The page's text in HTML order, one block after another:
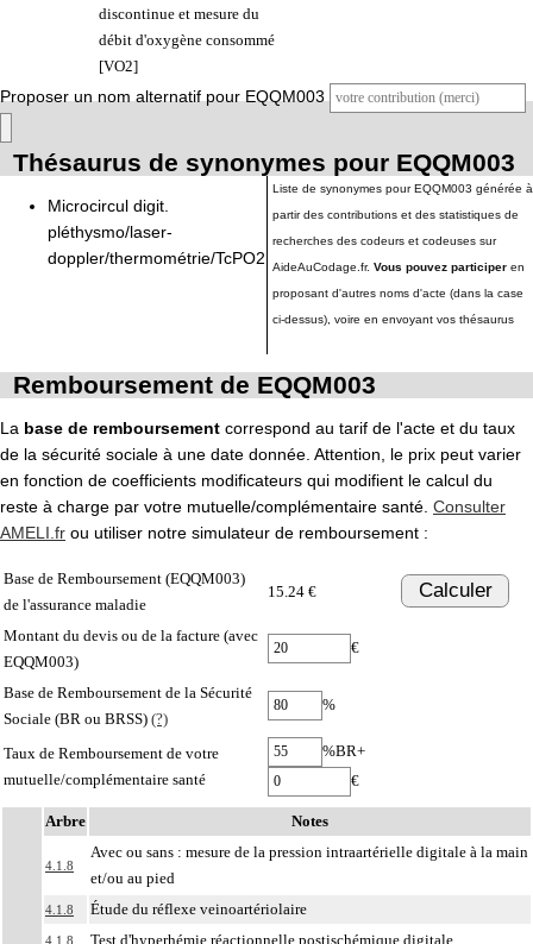
discontinue et mesure du
débit d'oxygène consommé
[VO2]
Proposer un nom alternatif pour EQQM003
Thésaurus de synonymes pour EQQM003
Microcircul digit.
pléthysmo/laser-
doppler/thermométrie/TcPO2
Liste de synonymes pour EQQM003 générée à
partir des contributions et des statistiques de
recherches des codeurs et codeuses sur
AideAuCodage.fr. Vous pouvez participer en
proposant d'autres noms d'acte (dans la case
ci-dessus), voire en envoyant vos thésaurus
Remboursement de EQQM003
La base de remboursement correspond au tarif de l'acte et du taux
de la sécurité sociale à une date donnée. Attention, le prix peut varier
en fonction de coefficients modificateurs qui modifient le calcul du
reste à charge par votre mutuelle/complémentaire santé. Consulter
AMELI.fr ou utiliser notre simulateur de remboursement :
Base de Remboursement (EQQM003)
de l'assurance maladie
15.24 € Calculer
Montant du devis ou de la facture (avec
EQQM003)
€
Base de Remboursement de la Sécurité
Sociale (BR ou BRSS) (?)
%
Taux de Remboursement de votre
mutuelle/complémentaire santé
%BR+
€
Arbre Notes
4.1.8
Avec ou sans : mesure de la pression intraartérielle digitale à la main
et/ou au pied
4.1.8 Étude du réflexe veinoartériolaire
4.1.8 Test d'hyperhémie réactionnelle postischémique digitale